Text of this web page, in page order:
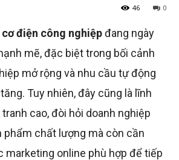
0
46
cơ điện công nghiệpđang ngày
mẽ, đặc biệt trong bối cảnh
mở rộng và nhu cầu tự động
Tuy nhiên, đây cũng là lĩnh
cao, đòi hỏi doanh nghiệp
phẩm chất lượng mà còn cần
marketing online phù hợp để tiếp